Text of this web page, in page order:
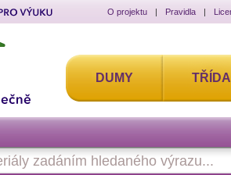
O projektu | Pravidla |
DUMY TŘÍDA